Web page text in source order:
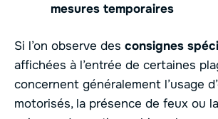
mesures temporaires
Si l’on observe des consignes
affichées à l’entrée de certaines
concernent généralement l’usage
motorisés, la présence de feux ou